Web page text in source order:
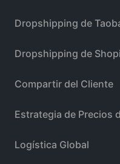
Dropshipping de
Dropshipping de
Compartir del Cliente
Estrategia de Precios
Logística Global